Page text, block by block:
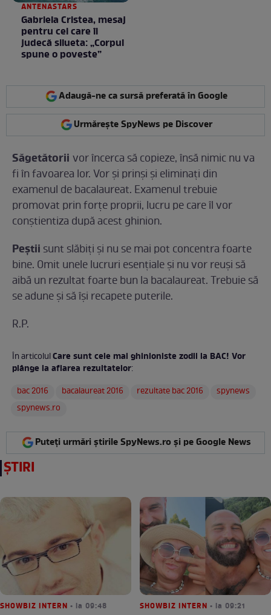
ANTENASTARS
Gabriela Cristea, mesaj
pentru cei care îi
judecă silueta: „Corpul
spune o poveste”
Adaugă-ne ca sursă preferată în Google
Urmărește SpyNews pe Discover
Săgetătorii vor încerca să copieze, însă nimic nu va
fi în favoarea lor. Vor şi prinşi şi eliminaţi din
examenul de bacalaureat. Examenul trebuie
promovat prin forţe proprii, lucru pe care îl vor
conştientiza după acest ghinion.
Peştii sunt slăbiţi şi nu se mai pot concentra foarte
bine. Omit unele lucruri esenţiale şi nu vor reuşi să
aibă un rezultat foarte bun la bacalaureat. Trebuie să
se adune şi să îşi recapete puterile.
R.P.
În articolulCare sunt cele mai ghinioniste zodii la BAC! Vor
plânge la aflarea rezultatelor:
bac 2016
bacalaureat 2016 rezultate bac 2016
spynews
spynews.ro
Puteți urmări știrile SpyNews.ro și pe Google News
ȘTIRI
SHOWBIZ INTERN • la 09:48 SHOWBIZ INTERN • la 09:21